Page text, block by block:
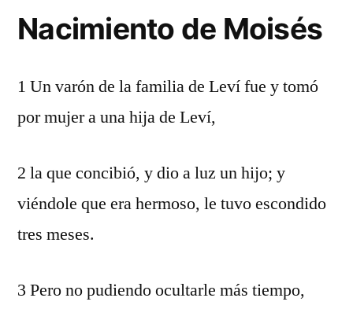
Nacimiento de Moisés
1 Un varón de la familia de Leví fue y tomó
por mujer a una hija de Leví,
2 la que concibió, y dio a luz un hijo; y
viéndole que era hermoso, le tuvo escondido
tres meses.
3 Pero no pudiendo ocultarle más tiempo,